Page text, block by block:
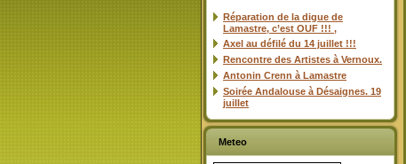
Réparation de la digue de
Lamastre, c’est OUF !!! ,
Axel au défilé du 14 juillet !!!
Rencontre des Artistes à Vernoux.
Antonin Crenn à Lamastre
Soirée Andalouse à Désaignes. 19
juillet
Meteo